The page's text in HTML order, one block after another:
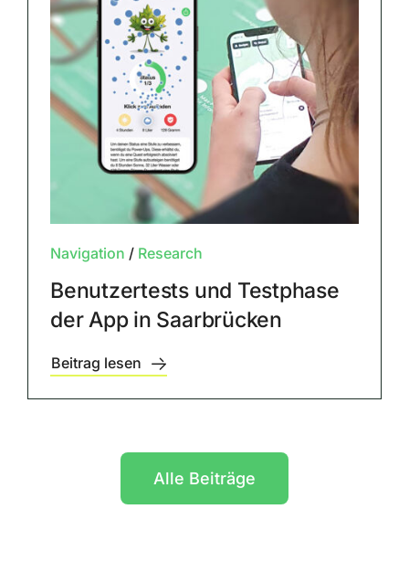
Navigation / Research
Benutzertests und Testphase
der App in Saarbrücken
Beitrag lesen
Alle Beiträge